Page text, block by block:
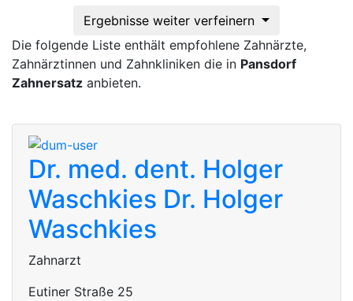
Ergebnisse weiter verfeinern
Die folgende Liste enthält empfohlene Zahnärzte,
Zahnärztinnen und Zahnkliniken die in Pansdorf
Zahnersatz anbieten.
Dr. med. dent. Holger
Waschkies Dr. Holger
Waschkies
Zahnarzt
Eutiner Straße 25